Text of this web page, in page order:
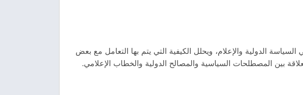
الدولية والإعلام، ويحلل الكيفية التي يتم بها التعامل مع بعض
بين المصطلحات السياسية والمصالح الدولية والخطاب الإعلامي.